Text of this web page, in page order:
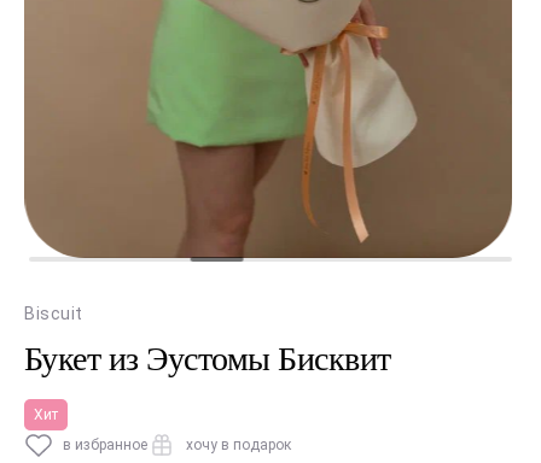
Biscuit
Букет из Эустомы Бисквит
Хит
в избранное
хочу в подарок